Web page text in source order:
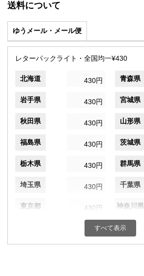
送料について
ゆうメール・メール便
レターパックライト・全国均一¥430
北海道 430円 青森県
岩手県 430円 宮城県
秋田県 430円 山形県
福島県 430円 茨城県
栃木県 430円 群馬県
埼玉県 430円 千葉県
東京都 430円 神奈川県
430円 富山県
すべて表示